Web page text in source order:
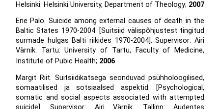
Helsinki: Helsinki University, Department of Theology; 2007
Ene Palo. Suicide among external causes of death in the
Baltic States 1970-2004. [Suitsiid välispõhjustest tingitud
surmade hulgas Balti riikides 1970-2004]. Supervisor: Airi
Värnik. Tartu: University of Tartu, Faculty of Medicine,
Institute of Pubic Health; 2006
Margit Riit. Suitsiidikatsega seonduvad psühholoogilised,
somaatilised ja sotsiaalsed aspektid. [Psychological,
somatic and social aspects associated with attempted
suicide]. Supervisor: Airi Värnik. Tallinn: Audentes